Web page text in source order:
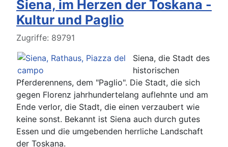
Siena, im Herzen der Toskana -
Kultur und Paglio
Details
Zugriffe: 89791
Siena, die Stadt des
historischen
Pferderennens, dem "Paglio". Die Stadt, die sich
gegen Florenz jahrhundertelang auflehnte und am
Ende verlor, die Stadt, die einen verzaubert wie
keine sonst. Bekannt ist Siena auch durch gutes
Essen und die umgebenden herrliche Landschaft
der Toskana.